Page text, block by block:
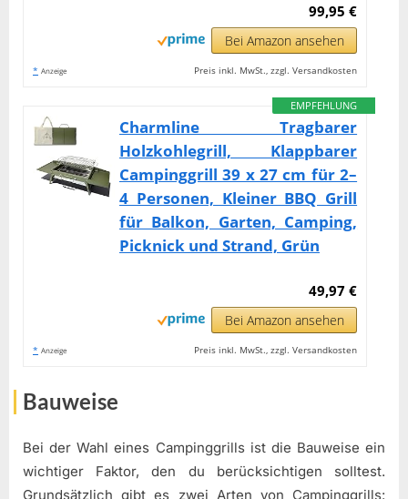
99,95 €
Bei Amazon ansehen
* Anzeige Preis inkl. MwSt., zzgl. Versandkosten
EMPFEHLUNG
Charmline Tragbarer
Holzkohlegrill, Klappbarer
Campinggrill 39 x 27 cm für 2–
4 Personen, Kleiner BBQ Grill
für Balkon, Garten, Camping,
Picknick und Strand, Grün
49,97 €
Bei Amazon ansehen
* Anzeige Preis inkl. MwSt., zzgl. Versandkosten
Bauweise
Bei der Wahl eines Campinggrills ist die Bauweise ein
wichtiger Faktor, den du berücksichtigen solltest.
Grundsätzlich gibt es zwei Arten von Campinggrills: